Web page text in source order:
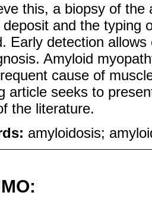
this, a biopsy of
deposit and the typing
Early detection
Amyloid
cause of
article seeks to
the literature.
amyloidosis;